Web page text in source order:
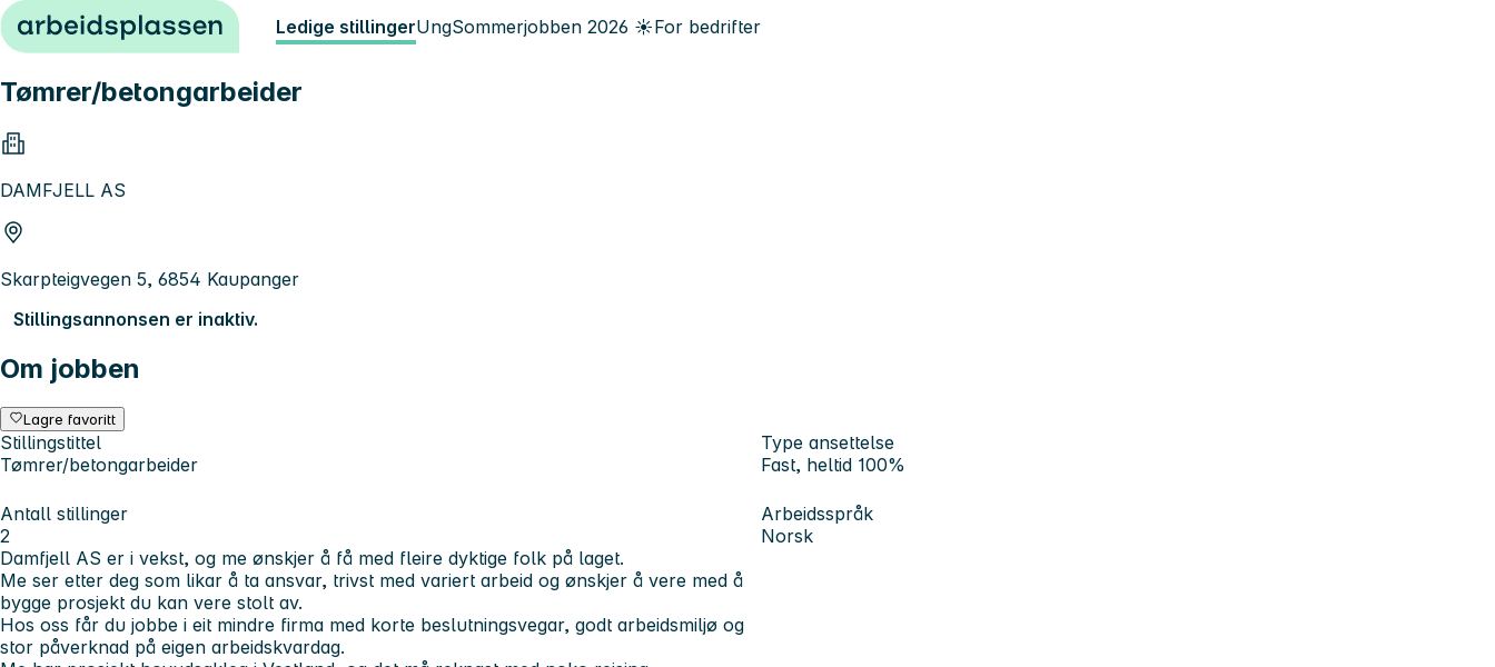
Hopp til innhold Ledige stillingerUngSommerjobben 2026 ☀️For bedrifter
Tømrer/betongarbeider
DAMFJELL AS
Skarpteigvegen 5, 6854 Kaupanger
Stillingsannonsen er inaktiv.
Om jobben
Lagre favoritt
Stillingstittel
Tømrer/betongarbeider
Type ansettelse
Fast, heltid 100%
Antall stillinger
2
Arbeidsspråk
Norsk
Damfjell AS er i vekst, og me ønskjer å få med fleire dyktige folk på laget.
Me ser etter deg som likar å ta ansvar, trivst med variert arbeid og ønskjer å vere med å
bygge prosjekt du kan vere stolt av.
Hos oss får du jobbe i eit mindre firma med korte beslutningsvegar, godt arbeidsmiljø og
stor påverknad på eigen arbeidskvardag.